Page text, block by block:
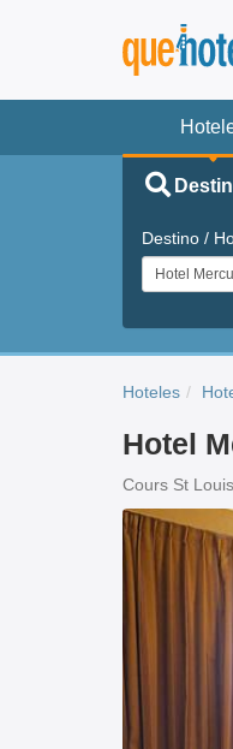
Destino /
Hoteles
Hotel
Cours St